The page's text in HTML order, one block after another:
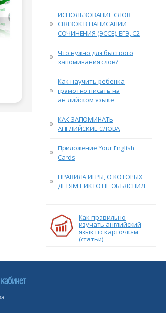
ИСПОЛЬЗОВАНИЕ СЛОВ
СВЯЗОК В НАПИСАНИИ
СОЧИНЕНИЯ (ЭССЕ), ЕГЭ, С2
Что нужно для быстрого
запоминания слов?
Как научить ребенка
грамотно писать на
английском языке
КАК ЗАПОМИНАТЬ
АНГЛИЙСКИЕ СЛОВА
Приложение Your English
Cards
ПРАВИЛА ИГРЫ, О КОТОРЫХ
ДЕТЯМ НИКТО НЕ ОБЪЯСНИЛ
Как правильно
изучать английский
язык по карточкам
(статьи)